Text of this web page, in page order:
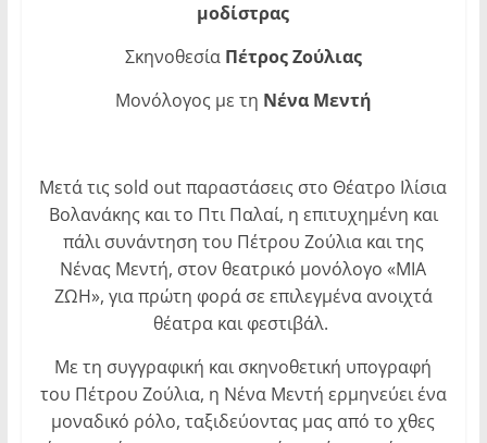
μοδίστρας
Σκηνοθεσία Πέτρος Ζούλιας
Μονόλογος με τη Νένα Μεντή
Μετά τις sold out παραστάσεις στο Θέατρο Ιλίσια
Βολανάκης και το Πτι Παλαί, η επιτυχημένη και
πάλι συνάντηση του Πέτρου Ζούλια και της
Νένας Μεντή, στον θεατρικό μονόλογο «ΜΙΑ
ΖΩΗ», για πρώτη φορά σε επιλεγμένα ανοιχτά
θέατρα και φεστιβάλ.
Με τη συγγραφική και σκηνοθετική υπογραφή
του Πέτρου Ζούλια, η Νένα Μεντή ερμηνεύει ένα
μοναδικό ρόλο, ταξιδεύοντας μας από το χθες